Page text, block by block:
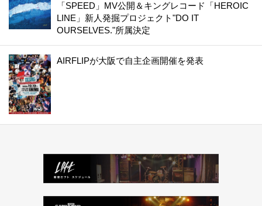
「SPEED」MV公開＆キングレコード「HEROIC
LINE」新人発掘プロジェクト"DO IT
OURSELVES."所属決定
AIRFLIPが大阪で自主企画開催を発表